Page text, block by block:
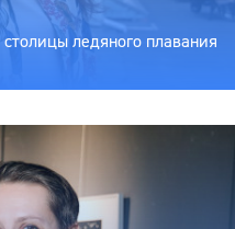
ледяного плавания